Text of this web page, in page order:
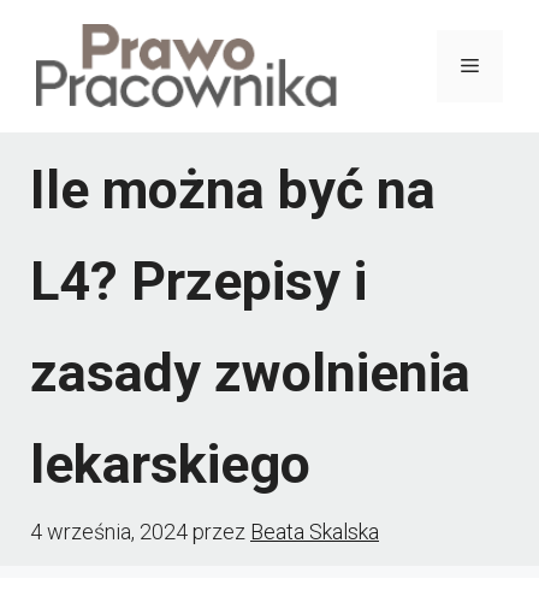
treści
Menu
Ile można być na
L4? Przepisy i
zasady zwolnienia
lekarskiego
4 września, 2024przez Beata Skalska